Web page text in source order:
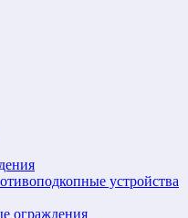
устройства
ограждения